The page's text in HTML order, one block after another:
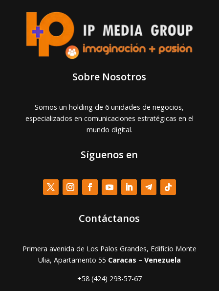
Sobre Nosotros
Somos un holding de 6 unidades de negocios,
especializados en comunicaciones estratégicas en el
mundo digital.
Síguenos en
Contáctanos
Primera avenida de Los Palos Grandes, Edificio Monte
Ulia, Apartamento 55 Caracas – Venezuela
+58 (424) 293-57-67